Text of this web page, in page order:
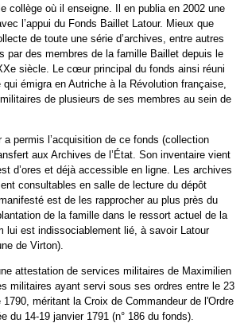
collège où il enseigne. Il en publia en 2002 une
l’appui du Fonds Baillet Latour. Mieux que
de toute une série d’archives, entre autres
par des membres de la famille Baillet depuis le
siècle. Le cœur principal du fonds ainsi réuni
qui émigra en Autriche à la Révolution française,
de plusieurs de ses membres au sein de
a permis l’acquisition de ce fonds (collection
aux Archives de l’État. Son inventaire vient
d’ores et déjà accessible en ligne. Les archives
consultables en salle de lecture du dépôt
est de les rapprocher au plus près du
de la famille dans le ressort actuel de la
lui est indissociablement lié, à savoir Latour
de Virton).
attestation de services militaires de Maximilien
militaires ayant servi sous ses ordres entre le 23
méritant la Croix de Commandeur de l'Ordre
du 14-19 janvier 1791 (n° 186 du fonds).